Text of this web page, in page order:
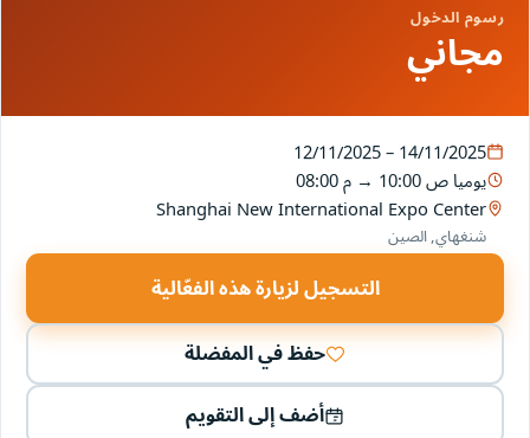
رسوم الدخول
مجاني
12/11/2025 – 14/11/2025
يوميا10:00 ص →08:00 م
Shanghai New International Expo Center
شنغهاي, الصين
التسجيل لزيارة هذه الفعّالية
حفظ في المفضلة
أضف إلى التقويم